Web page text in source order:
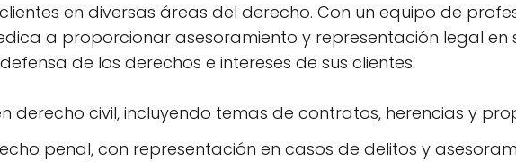
en diversas áreas del derecho. Con un equipo de
a proporcionar asesoramiento y representación legal en
de los derechos e intereses de sus clientes.
derecho civil, incluyendo temas de contratos, herencias y
penal, con representación en casos de delitos y